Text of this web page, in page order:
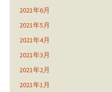
2021年6月
2021年5月
2021年4月
2021年3月
2021年2月
2021年1月